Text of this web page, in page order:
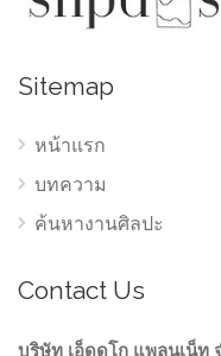
Sitemap
หน้าแรก
บทความ
ค้นหางานศิลปะ
Contact Us
บริษัท เอ็ดดูโก แพลนเน็ท